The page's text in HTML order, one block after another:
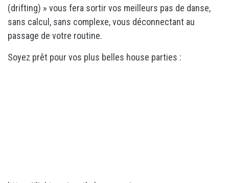
(drifting) » vous fera sortir vos meilleurs pas de danse,
sans calcul, sans complexe, vous déconnectant au
passage de votre routine.
Soyez prêt pour vos plus belles house parties :